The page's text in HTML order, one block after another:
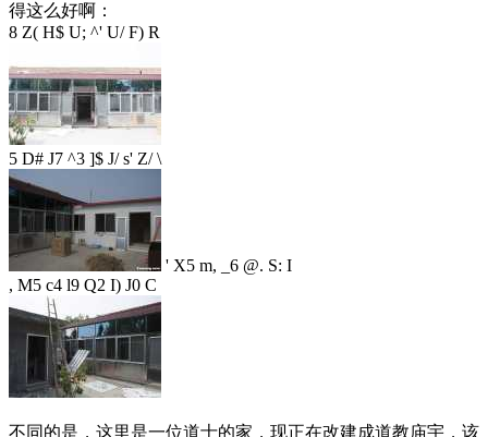
得这么好啊：
8 Z( H$ U; ^' U/ F) R
5 D# J7 ^3 ]$ J/ s' Z/ \
' X5 m, _6 @. S: I
, M5 c4 l9 Q2 I) J0 C
不同的是，这里是一位道士的家，现正在改建成道教庙宇，该